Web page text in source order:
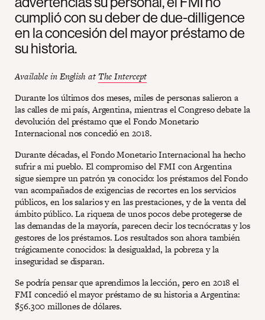
cumplió con su deber de due-dilligence
en la concesión del mayor préstamo de
su historia.
Available in English at The Intercept
Durante los últimos dos meses, miles de personas salieron a
las calles de mi país, Argentina, mientras el Congreso debate la
devolución del préstamo que el Fondo Monetario
Internacional nos concedió en 2018.
Durante décadas, el Fondo Monetario Internacional ha hecho
sufrir a mi pueblo. El compromiso del FMI con Argentina
sigue siempre un patrón ya conocido: los préstamos del Fondo
van acompañados de exigencias de recortes en los servicios
públicos, en los salarios y en las prestaciones, y de la venta del
ámbito público. La riqueza de unos pocos debe protegerse de
las demandas de la mayoría, parecen decir los tecnócratas y los
gestores de los préstamos. Los resultados son ahora también
trágicamente conocidos: la desigualdad, la pobreza y la
inseguridad se disparan.
Se podría pensar que aprendimos la lección, pero en 2018 el
FMI concedió el mayor préstamo de su historia a Argentina:
$56.300 millones de dólares.